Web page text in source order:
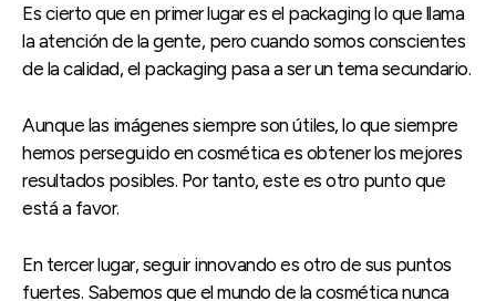
Es cierto que en primer lugar es el packaging lo que llama
la atención de la gente, pero cuando somos conscientes
de la calidad, el packaging pasa a ser un tema secundario.
Aunque las imágenes siempre son útiles, lo que siempre
hemos perseguido en cosmética es obtener los mejores
resultados posibles. Por tanto, este es otro punto que
está a favor.
En tercer lugar, seguir innovando es otro de sus puntos
fuertes. Sabemos que el mundo de la cosmética nunca